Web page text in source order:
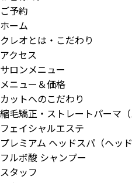
ご予約
ホーム
クレオとは・こだわり
アクセス
サロンメニュー
メニュー＆価格
カットへのこだわり
縮毛矯正・ストレートパーマ（
フェイシャルエステ
プレミアム ヘッドスパ（ヘッド
フルボ酸 シャンプー
スタッフ